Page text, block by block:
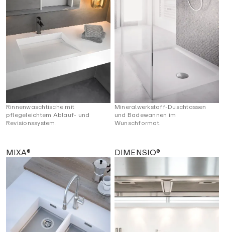
Rinnenwaschtische mit
pflegeleichtem Ablauf- und
Revisionssystem.
Mineralwerkstoff-Duschtassen
und Badewannen im
Wunschformat.
MIXA® DIMENSIO®